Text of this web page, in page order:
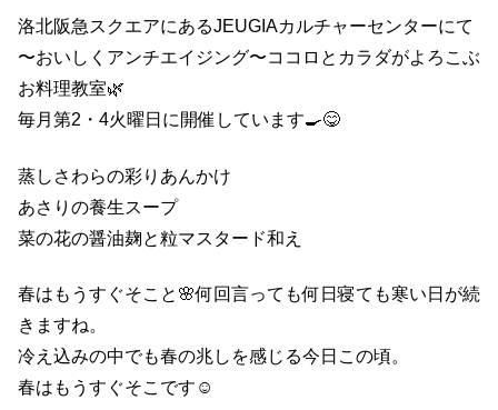
洛北阪急スクエアにあるJEUGIAカルチャーセンターにて
〜おいしくアンチエイジング〜ココロとカラダがよろこぶ
お料理教室🌿
毎月第2・4火曜日に開催しています🍳😋
蒸しさわらの彩りあんかけ
あさりの養生スープ
菜の花の醤油麹と粒マスタード和え
春はもうすぐそこと🌸何回言っても何日寝ても寒い日が続
きますね。
冷え込みの中でも春の兆しを感じる今日この頃。
春はもうすぐそこです☺️